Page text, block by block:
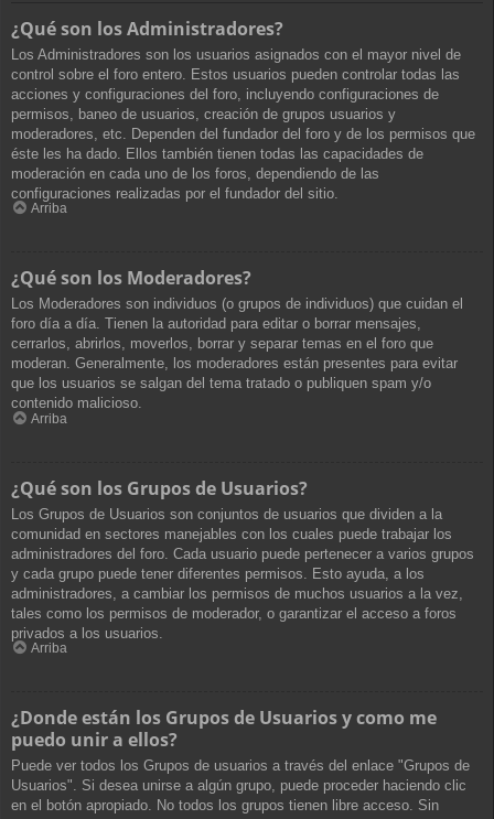
¿Qué son los Administradores?
Los Administradores son los usuarios asignados con el mayor nivel de
control sobre el foro entero. Estos usuarios pueden controlar todas las
acciones y configuraciones del foro, incluyendo configuraciones de
permisos, baneo de usuarios, creación de grupos usuarios y
moderadores, etc. Dependen del fundador del foro y de los permisos que
éste les ha dado. Ellos también tienen todas las capacidades de
moderación en cada uno de los foros, dependiendo de las
configuraciones realizadas por el fundador del sitio.
Arriba
¿Qué son los Moderadores?
Los Moderadores son individuos (o grupos de individuos) que cuidan el
foro día a día. Tienen la autoridad para editar o borrar mensajes,
cerrarlos, abrirlos, moverlos, borrar y separar temas en el foro que
moderan. Generalmente, los moderadores están presentes para evitar
que los usuarios se salgan del tema tratado o publiquen spam y/o
contenido malicioso.
Arriba
¿Qué son los Grupos de Usuarios?
Los Grupos de Usuarios son conjuntos de usuarios que dividen a la
comunidad en sectores manejables con los cuales puede trabajar los
administradores del foro. Cada usuario puede pertenecer a varios grupos
y cada grupo puede tener diferentes permisos. Esto ayuda, a los
administradores, a cambiar los permisos de muchos usuarios a la vez,
tales como los permisos de moderador, o garantizar el acceso a foros
privados a los usuarios.
Arriba
¿Donde están los Grupos de Usuarios y como me
puedo unir a ellos?
Puede ver todos los Grupos de usuarios a través del enlace "Grupos de
Usuarios". Si desea unirse a algún grupo, puede proceder haciendo clic
en el botón apropiado. No todos los grupos tienen libre acceso. Sin